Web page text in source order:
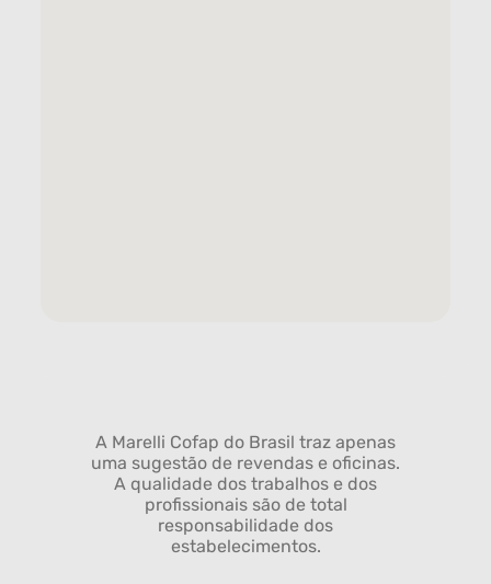
A Marelli Cofap do Brasil traz apenas
uma sugestão de revendas e oficinas.
A qualidade dos trabalhos e dos
profissionais são de total
responsabilidade dos
estabelecimentos.